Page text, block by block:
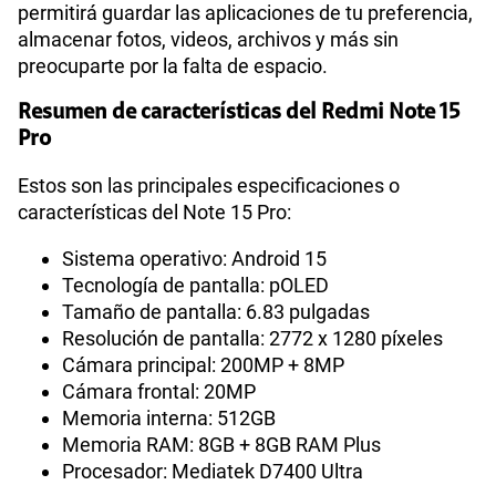
permitirá guardar las aplicaciones de tu preferencia,
almacenar fotos, videos, archivos y más sin
preocuparte por la falta de espacio.
Resumen de características del Redmi Note 15
Pro
Estos son las principales especificaciones o
características del Note 15 Pro:
Sistema operativo: Android 15
Tecnología de pantalla: pOLED
Tamaño de pantalla: 6.83 pulgadas
Resolución de pantalla: 2772 x 1280 píxeles
Cámara principal: 200MP + 8MP
Cámara frontal: 20MP
Memoria interna: 512GB
Memoria RAM: 8GB + 8GB RAM Plus
Procesador: Mediatek D7400 Ultra